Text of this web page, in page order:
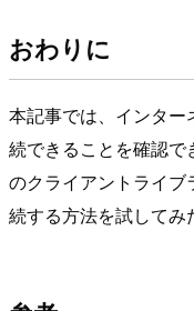
おわりに
本記事では、インタ
続できることを確認
のクライアントライ
続する方法を試してみ